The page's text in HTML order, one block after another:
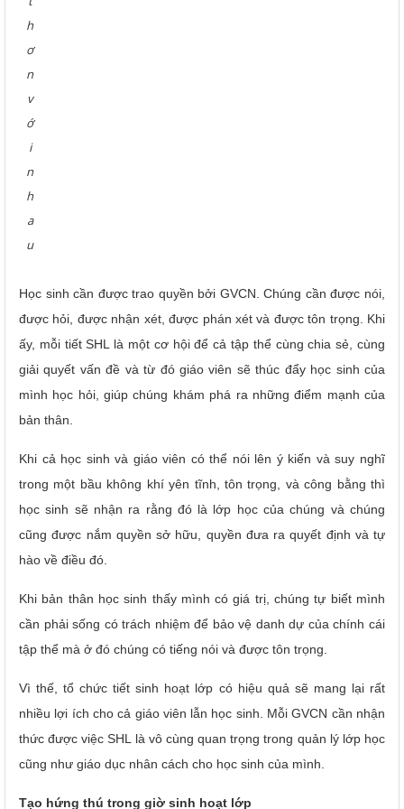
h
ơ
n
v
ớ
i
n
h
a
u
Học sinh cần được trao quyền bởi GVCN. Chúng cần được nói,
được hỏi, được nhận xét, được phán xét và được tôn trọng. Khi
ấy, mỗi tiết SHL là một cơ hội để cả tập thể cùng chia sẻ, cùng
giải quyết vấn đề và từ đó giáo viên sẽ thúc đẩy học sinh của
mình học hỏi, giúp chúng khám phá ra những điểm mạnh của
bản thân.
Khi cả học sinh và giáo viên có thể nói lên ý kiến và suy nghĩ
trong một bầu không khí yên tĩnh, tôn trọng, và công bằng thì
học sinh sẽ nhận ra rằng đó là lớp học của chúng và chúng
cũng được nắm quyền sở hữu, quyền đưa ra quyết định và tự
hào về điều đó.
Khi bản thân học sinh thấy mình có giá trị, chúng tự biết mình
cần phải sống có trách nhiệm để bảo vệ danh dự của chính cái
tập thể mà ở đó chúng có tiếng nói và được tôn trọng.
Vì thế, tổ chức tiết sinh hoạt lớp có hiệu quả sẽ mang lại rất
nhiều lợi ích cho cả giáo viên lẫn học sinh. Mỗi GVCN cần nhận
thức được việc SHL là vô cùng quan trọng trong quản lý lớp học
cũng như giáo dục nhân cách cho học sinh của mình.
Tạo hứng thú trong giờ sinh hoạt lớp